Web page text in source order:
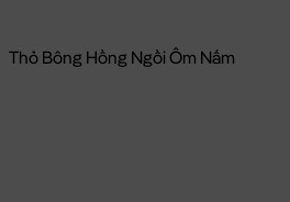
Thỏ Bông Hồng Ngồi Ôm Nấm